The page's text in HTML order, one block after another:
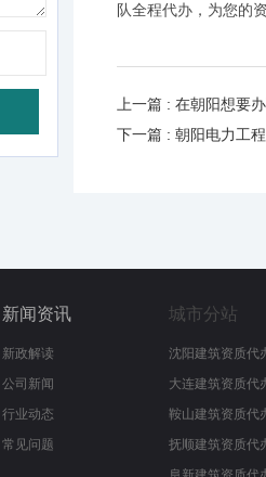
队全程代办，为您的
上一篇 : 在朝阳想要
下一篇 : 朝阳电力工
新闻资讯
新政解读
公司新闻
行业动态
常见问题
城市分站
沈阳建筑资质代
大连建筑资质代
鞍山建筑资质代
抚顺建筑资质代